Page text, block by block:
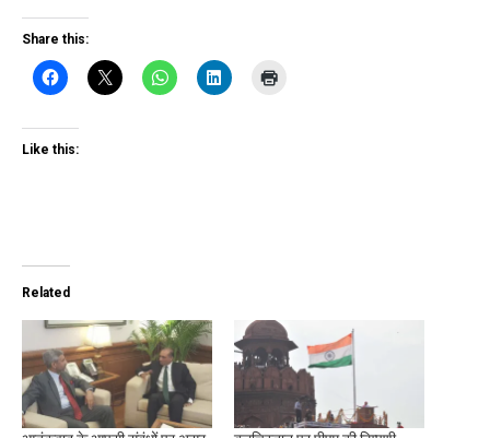
Share this:
Like this:
Related